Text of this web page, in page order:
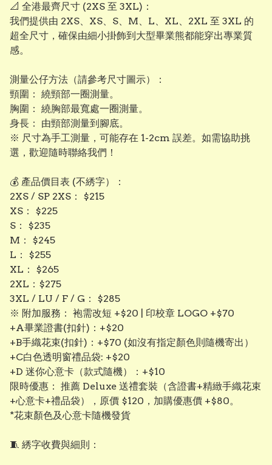
​📐 全港最齊尺寸 (2XS 至 3XL)：
我們提供由 2XS、XS、S、M、L、XL、2XL 至 3XL 的
超全尺寸，確保由細小掛飾到大型畢業熊都能穿出專業質
感。
測量公仔方法（請參考尺寸圖示）：
頸圍： 繞頸部一圈測量。
​胸圍： 繞胸部最寬處一圈測量。
​身長： 由頸部測量到腳底。
※ 尺寸為手工測量，可能存在 1-2cm 誤差。如需協助挑
選，歡迎隨時聯絡我們！
💰 產品價目表 (不綉字）：
​2XS / SP 2XS： $215
​XS： $225
​S： $235
​M： $245
​L： $255
​XL： $265
​2XL：$275
3XL / LU / F / G： $285
​※ 附加服務： 袍需改短 +$20 | 印校章 LOGO +$70
+A畢業證書(扣針)：+$20
+B手織花束(扣針)：+$70 (如沒有指定顏色則隨機寄出）
+C白色透明窗禮品袋: +$20
+D 迷你心意卡（款式隨機）：+$10
限時優惠： 推薦 Deluxe 送禮套裝（含證書+精緻手織花束
+心意卡+禮品袋），原價 $120，加購優惠價 +$80。
*花束顏色及心意卡隨機發貨
​🧵 綉字收費與細則：